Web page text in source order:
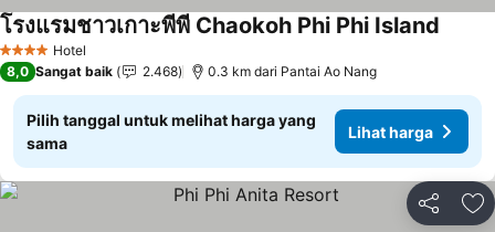
4 BintangHotel
โรงแรมชาวเกาะพีพี Chaokoh Phi Phi Island
8,0 Sangat baik 2.468 0.3 km dari Pantai Ao Nang
Pilih tanggal untuk melihat harga yang
sama
Lihat harga
Bagikan